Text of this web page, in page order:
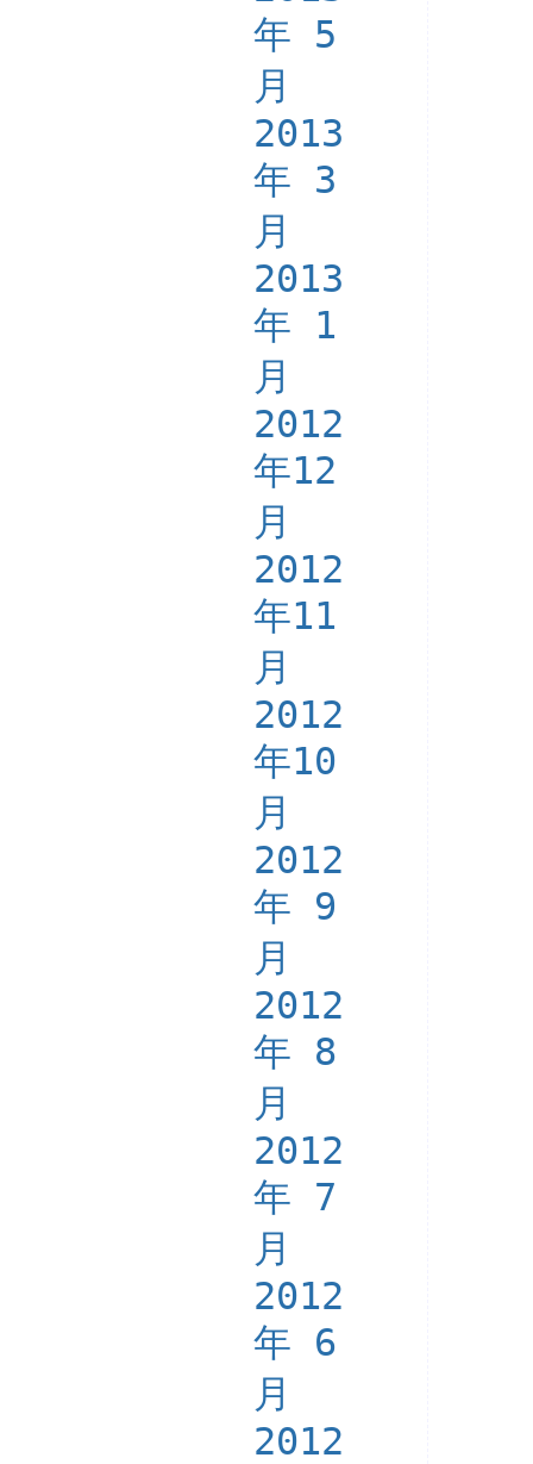
年 5
月
2013
年 3
月
2013
年 1
月
2012
年12
月
2012
年11
月
2012
年10
月
2012
年 9
月
2012
年 8
月
2012
年 7
月
2012
年 6
月
2012